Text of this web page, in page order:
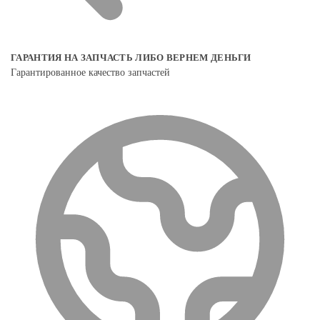
ГАРАНТИЯ НА ЗАПЧАСТЬ ЛИБО ВЕРНЕМ ДЕНЬГИ
Гарантированное качество запчастей